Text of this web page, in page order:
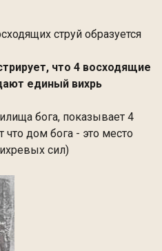
струй образуется
что 4 восходящие
единый вихрь
бога, показывает 4
что дом бога - это место
сил)